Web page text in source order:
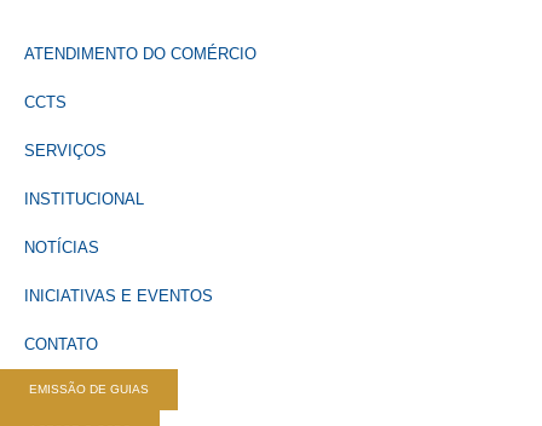
ATENDIMENTO DO COMÉRCIO
CCTS
SERVIÇOS
INSTITUCIONAL
NOTÍCIAS
INICIATIVAS E EVENTOS
CONTATO
EMISSÃO DE GUIAS